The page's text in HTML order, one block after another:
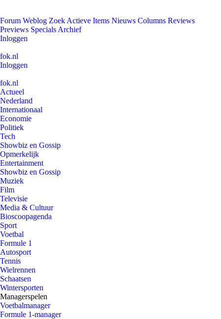
Forum Weblog Zoek Actieve Items Nieuws Columns Reviews
Previews Specials Archief
Inloggen
fok.nl
Inloggen
fok.nl
Actueel
Nederland
Internationaal
Economie
Politiek
Tech
Showbiz en Gossip
Opmerkelijk
Entertainment
Showbiz en Gossip
Muziek
Film
Televisie
Media & Cultuur
Bioscoopagenda
Sport
Voetbal
Formule 1
Autosport
Tennis
Wielrennen
Schaatsen
Wintersporten
Managerspelen
Voetbalmanager
Formule 1-manager